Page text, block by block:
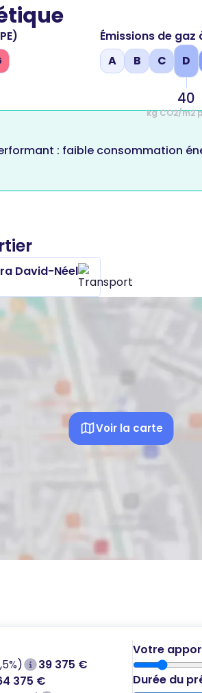
Émissions de
A
B C D
40
kg CO2/m2
: faible consommation
David-Néel
Voir la carte
39 375 €
375 €
Votre
Durée du